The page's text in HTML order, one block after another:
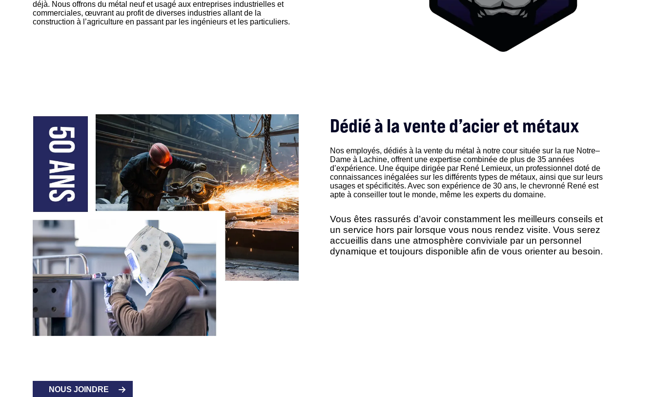
déjà. Nous offrons du métal neuf et usagé aux entreprises industrielles et
commerciales, œuvrant au profit de diverses industries allant de la
construction à l’agriculture en passant par les ingénieurs et les particuliers.
Dédié à la vente d’acier et métaux
Nos employés, dédiés à la vente du métal à notre cour située sur la rue Notre–
Dame à Lachine, offrent une expertise combinée de plus de 35 années
d’expérience. Une équipe dirigée par René Lemieux, un professionnel doté de
connaissances inégalées sur les différents types de métaux, ainsi que sur leurs
usages et spécificités. Avec son expérience de 30 ans, le chevronné René est
apte à conseiller tout le monde, même les experts du domaine.
Vous êtes rassurés d’avoir constamment les meilleurs conseils et
un service hors pair lorsque vous nous rendez visite. Vous serez
accueillis dans une atmosphère conviviale par un personnel
dynamique et toujours disponible afin de vous orienter au besoin.
NOUS JOINDRE